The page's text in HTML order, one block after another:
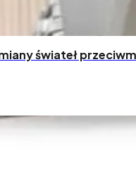
świateł